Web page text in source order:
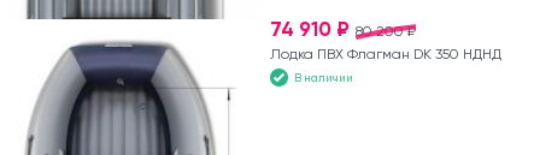
80 200 ₽
74 910 ₽
Лодка ПВХ Флагман DK 350 НДНД
В наличии